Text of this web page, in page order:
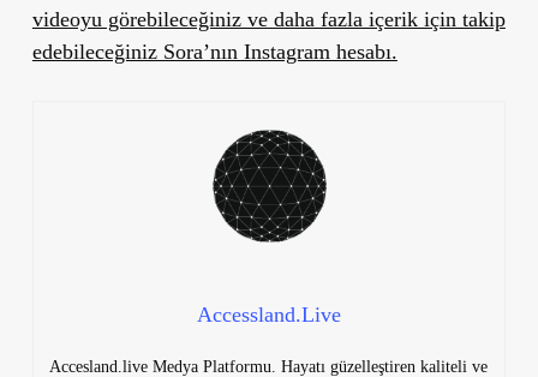
videoyu görebileceğiniz ve daha fazla içerik için takip
edebileceğiniz Sora’nın Instagram hesabı.
Accessland.Live
Accesland.live Medya Platformu. Hayatı güzelleştiren kaliteli ve